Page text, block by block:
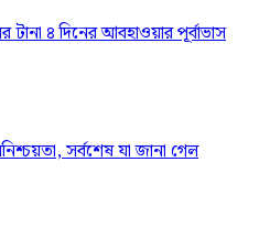
টানা ৪ দিনের আবহাওয়ার পূর্বাভাস
সর্বশেষ যা জানা গেল